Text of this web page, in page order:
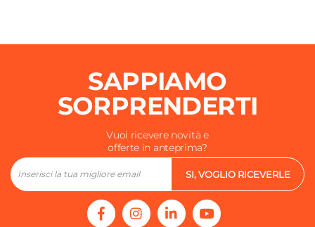
SAPPIAMO
SORPRENDERTI
Vuoi ricevere novità e
offerte in anteprima?
SI, VOGLIO RICEVERLE